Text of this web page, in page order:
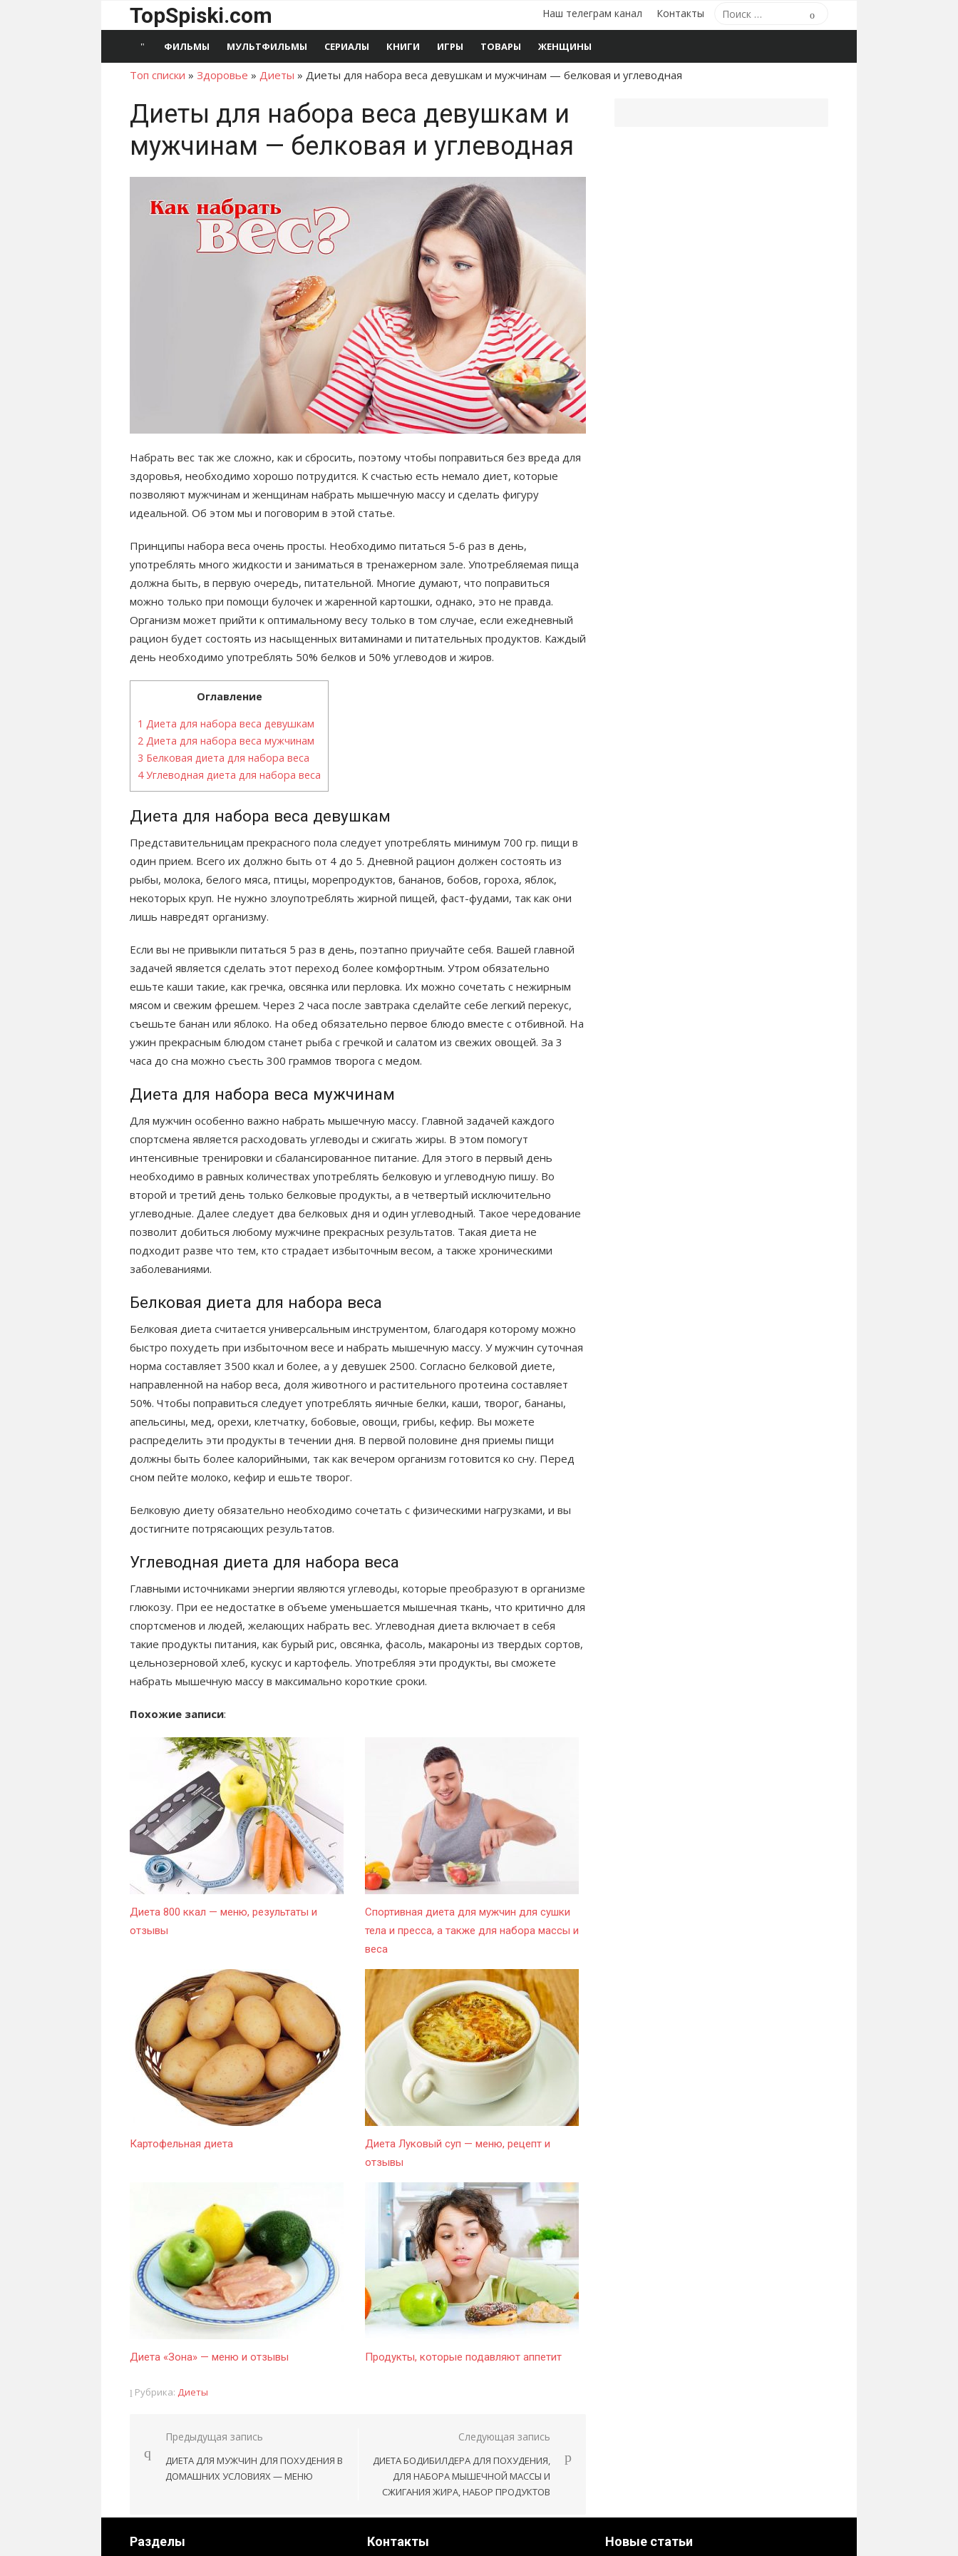
TopSpiski.com
Поиск
по:
Наш телеграм канал Контакты
ФИЛЬМЫ МУЛЬТФИЛЬМЫ СЕРИАЛЫ КНИГИ ИГРЫ ТОВАРЫ ЖЕНЩИНЫ
Топ списки » Здоровье » Диеты » Диеты для набора веса девушкам и мужчинам — белковая и углеводная
Диеты для набора веса девушкам и
мужчинам — белковая и углеводная
Набрать вес так же сложно, как и сбросить, поэтому чтобы поправиться без вреда для
здоровья, необходимо хорошо потрудится. К счастью есть немало диет, которые
позволяют мужчинам и женщинам набрать мышечную массу и сделать фигуру
идеальной. Об этом мы и поговорим в этой статье.
Принципы набора веса очень просты. Необходимо питаться 5-6 раз в день,
употреблять много жидкости и заниматься в тренажерном зале. Употребляемая пища
должна быть, в первую очередь, питательной. Многие думают, что поправиться
можно только при помощи булочек и жаренной картошки, однако, это не правда.
Организм может прийти к оптимальному весу только в том случае, если ежедневный
рацион будет состоять из насыщенных витаминами и питательных продуктов. Каждый
день необходимо употреблять 50% белков и 50% углеводов и жиров.
Оглавление
1 Диета для набора веса девушкам
2 Диета для набора веса мужчинам
3 Белковая диета для набора веса
4Углеводная диета для набора веса
Диета для набора веса девушкам
Представительницам прекрасного пола следует употреблять минимум 700 гр. пищи в
один прием. Всего их должно быть от 4 до 5. Дневной рацион должен состоять из
рыбы, молока, белого мяса, птицы, морепродуктов, бананов, бобов, гороха, яблок,
некоторых круп. Не нужно злоупотреблять жирной пищей, фаст-фудами, так как они
лишь навредят организму.
Если вы не привыкли питаться 5 раз в день, поэтапно приучайте себя. Вашей главной
задачей является сделать этот переход более комфортным. Утром обязательно
ешьте каши такие, как гречка, овсянка или перловка. Их можно сочетать с нежирным
мясом и свежим фрешем. Через 2 часа после завтрака сделайте себе легкий перекус,
съешьте банан или яблоко. На обед обязательно первое блюдо вместе с отбивной. На
ужин прекрасным блюдом станет рыба с гречкой и салатом из свежих овощей. За 3
часа до сна можно съесть 300 граммов творога с медом.
Диета для набора веса мужчинам
Для мужчин особенно важно набрать мышечную массу. Главной задачей каждого
спортсмена является расходовать углеводы и сжигать жиры. В этом помогут
интенсивные тренировки и сбалансированное питание. Для этого в первый день
необходимо в равных количествах употреблять белковую и углеводную пишу. Во
второй и третий день только белковые продукты, а в четвертый исключительно
углеводные. Далее следует два белковых дня и один углеводный. Такое чередование
позволит добиться любому мужчине прекрасных результатов. Такая диета не
подходит разве что тем, кто страдает избыточным весом, а также хроническими
заболеваниями.
Белковая диета для набора веса
Белковая диета считается универсальным инструментом, благодаря которому можно
быстро похудеть при избыточном весе и набрать мышечную массу. У мужчин суточная
норма составляет 3500 ккал и более, а у девушек 2500. Согласно белковой диете,
направленной на набор веса, доля животного и растительного протеина составляет
50%. Чтобы поправиться следует употреблять яичные белки, каши, творог, бананы,
апельсины, мед, орехи, клетчатку, бобовые, овощи, грибы, кефир. Вы можете
распределить эти продукты в течении дня. В первой половине дня приемы пищи
должны быть более калорийными, так как вечером организм готовится ко сну. Перед
сном пейте молоко, кефир и ешьте творог.
Белковую диету обязательно необходимо сочетать с физическими нагрузками, и вы
достигните потрясающих результатов.
Углеводная диета для набора веса
Главными источниками энергии являются углеводы, которые преобразуют в организме
глюкозу. При ее недостатке в объеме уменьшается мышечная ткань, что критично для
спортсменов и людей, желающих набрать вес. Углеводная диета включает в себя
такие продукты питания, как бурый рис, овсянка, фасоль, макароны из твердых сортов,
цельнозерновой хлеб, кускус и картофель. Употребляя эти продукты, вы сможете
набрать мышечную массу в максимально короткие сроки.
Похожие записи:
Диета 800 ккал — меню, результаты и
отзывы
Спортивная диета для мужчин для сушки
тела и пресса, а также для набора массы и
веса
Картофельная диета
Диета Луковый суп — меню, рецепт и
отзывы
Диета «Зона» — меню и отзывы Продукты, которые подавляют аппетит
Рубрика: Диеты
Навигация
Предыдущая запись
ДИЕТА ДЛЯ МУЖЧИН ДЛЯ ПОХУДЕНИЯ В
ДОМАШНИХ УСЛОВИЯХ — МЕНЮ
Следующая запись
ДИЕТА БОДИБИЛДЕРА ДЛЯ ПОХУДЕНИЯ,
ДЛЯ НАБОРА МЫШЕЧНОЙ МАССЫ И
СЖИГАНИЯ ЖИРА, НАБОР ПРОДУКТОВ
Разделы Контакты Новые статьи